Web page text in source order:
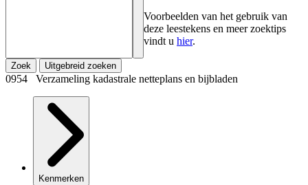
Voorbeelden van het gebruik van
deze leestekens en meer zoektips
vindt u hier.
Zoek Uitgebreid zoeken
0954 Verzameling kadastrale netteplans en bijbladen
Kenmerken